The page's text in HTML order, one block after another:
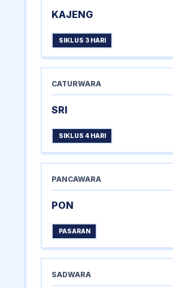
KAJENG
SIKLUS 3 HARI
CATURWARA
SRI
SIKLUS 4 HARI
PANCAWARA
PON
PASARAN
SADWARA